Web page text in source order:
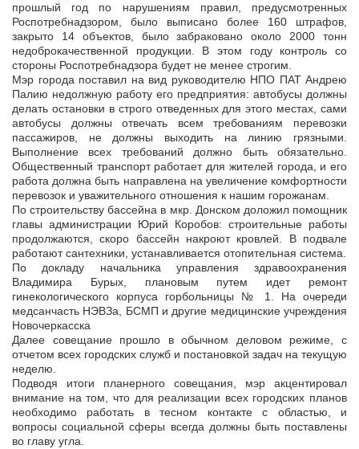
прошлый год по нарушениям правил, предусмотренных
Роспотребнадзором, было выписано более 160 штрафов,
закрыто 14 объектов, было забраковано около 2000 тонн
недоброкачественной продукции. В этом году контроль со
стороны Роспотребнадзора будет не менее строгим.
Мэр города поставил на вид руководителю НПО ПАТ Андрею
Палию недолжную работу его предприятия: автобусы должны
делать остановки в строго отведенных для этого местах, сами
автобусы должны отвечать всем требованиям перевозки
пассажиров, не должны выходить на линию грязными.
Выполнение всех требований должно быть обязательно.
Общественный транспорт работает для жителей города, и его
работа должна быть направлена на увеличение комфортности
перевозок и уважительного отношения к нашим горожанам.
По строительству бассейна в мкр. Донском доложил помощник
главы администрации Юрий Коробов: строительные работы
продолжаются, скоро бассейн накроют кровлей. В подвале
работают сантехники, устанавливается отопительная система.
По докладу начальника управления здравоохранения
Владимира Бурых, плановым путем идет ремонт
гинекологического корпуса горбольницы № 1. На очереди
медсанчасть НЭВЗа, БСМП и другие медицинские учреждения
Новочеркасска
Далее совещание прошло в обычном деловом режиме, с
отчетом всех городских служб и постановкой задач на текущую
неделю.
Подводя итоги планерного совещания, мэр акцентировал
внимание на том, что для реализации всех городских планов
необходимо работать в тесном контакте с областью, и
вопросы социальной сферы всегда должны быть поставлены
во главу угла.